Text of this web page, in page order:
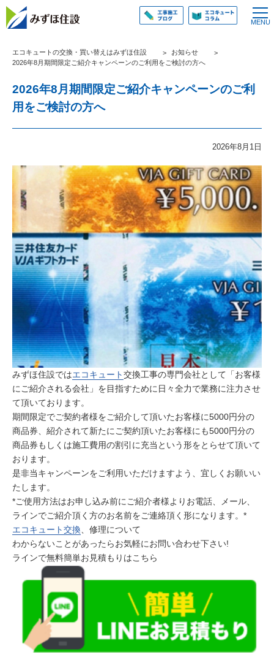
エコキュートの交換・買い替えはみずほ住設
お知らせ
2026年8月期間限定ご紹介キャンペーンのご利用をご検討の方へ
2026年8月期間限定ご紹介キャンペーンのご利
用をご検討の方へ
2026年8月1日
みずほ住設ではエコキュート交換工事の専門会社として「お客様
にご紹介される会社」を目指すために日々全力で業務に注力させ
て頂いております。
期間限定でご契約者様をご紹介して頂いたお客様に5000円分の
商品券、紹介されて新たにご契約頂いたお客様にも5000円分の
商品券もしくは施工費用の割引に充当という形をとらせて頂いて
おります。
是非当キャンペーンをご利用いただけますよう、宜しくお願いい
たします。
*ご使用方法はお申し込み前にご紹介者様よりお電話、メール、
ラインでご紹介頂く方のお名前をご連絡頂く形になります。*
エコキュート交換 、修理について
わからないことがあったらお気軽にお問い合わせ下さい!
ラインで無料簡単お見積もりはこちら